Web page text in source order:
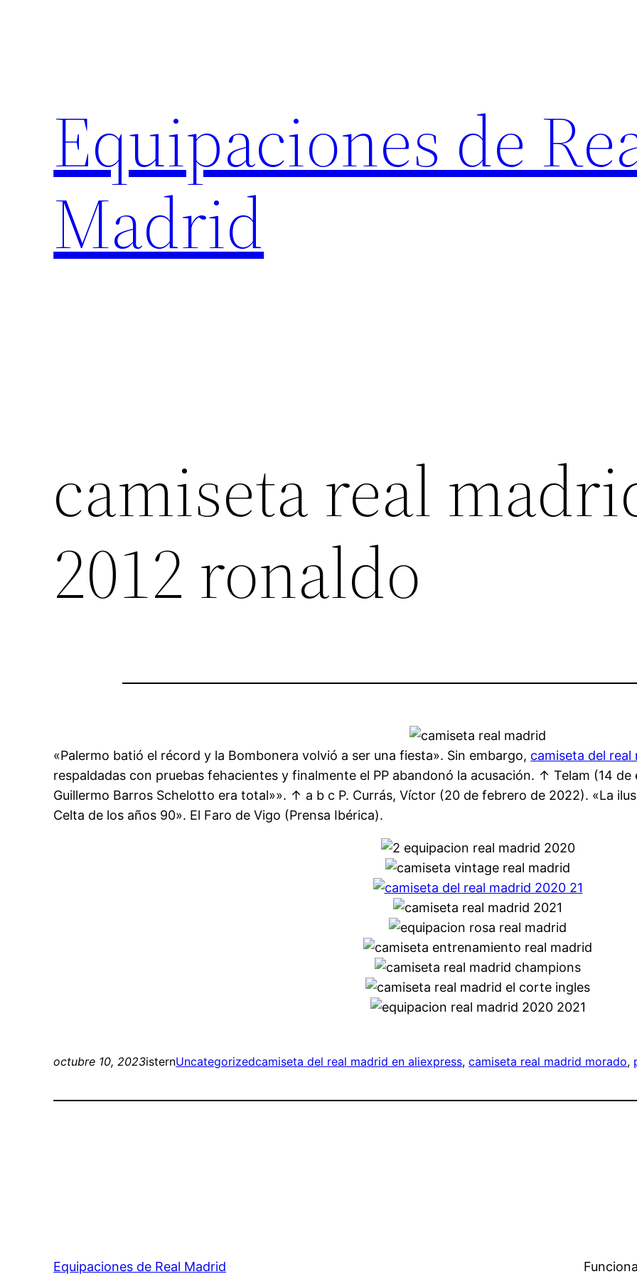
Equipaciones de
Madrid
camiseta real
2012 ronaldo
«Palermo batió el récord y la Bombonera volvió a ser una fiesta». Sin embargo, camiseta del real
respaldadas con pruebas fehacientes y finalmente el PP abandonó la acusación. ↑ Telam (14
Guillermo Barros Schelotto era total»». ↑ a b c P. Currás, Víctor (20 de febrero de 2022). «La
Celta de los años 90». El Faro de Vigo (Prensa Ibérica).
octubre 10, 2023isternUncategorizedcamiseta del real madrid en aliexpress, camiseta real madrid morado,
Equipaciones de Real Madrid